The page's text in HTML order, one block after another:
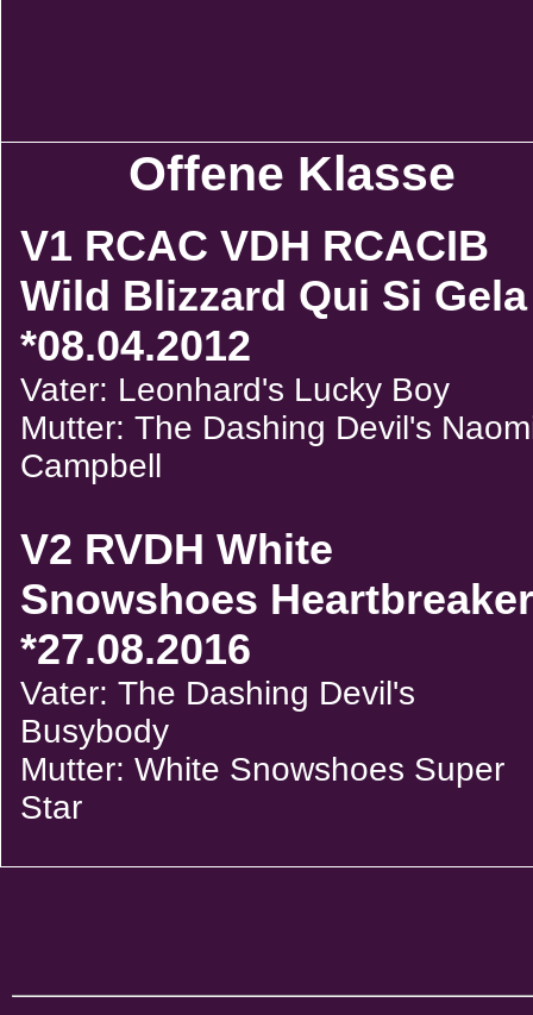
Offene Klasse
V1 RCAC VDH RCACIB
Wild Blizzard Qui Si Gela
*08.04.2012
Vater: Leonhard's Lucky Boy
Mutter: The Dashing Devil's
Campbell
V2 RVDH White
Snowshoes Heartbreaker
*27.08.2016
Vater: The Dashing Devil's
Busybody
Mutter: White Snowshoes Super
Star